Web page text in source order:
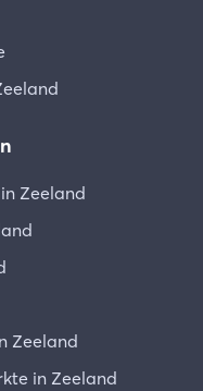
Zeeland
Zeeland
in Zeeland